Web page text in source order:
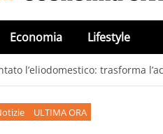
Economia Lifestyle
l’eliodomestico: trasforma
ULTIMA ORA